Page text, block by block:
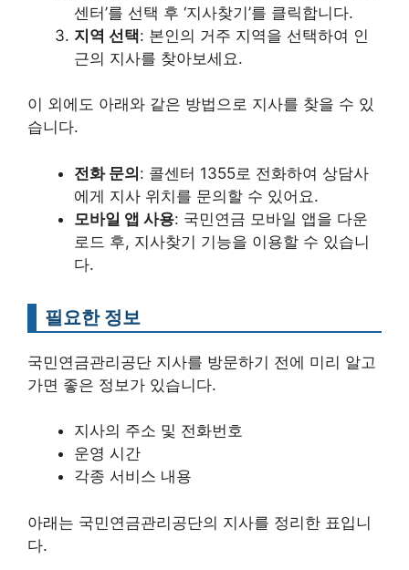
센터’를 선택 후 ‘지사찾기’를 클릭합니다.
지역 선택: 본인의 거주 지역을 선택하여 인
근의 지사를 찾아보세요.
이 외에도 아래와 같은 방법으로 지사를 찾을 수 있
습니다.
전화 문의: 콜센터 1355로 전화하여 상담사
에게 지사 위치를 문의할 수 있어요.
모바일 앱 사용: 국민연금 모바일 앱을 다운
로드 후, 지사찾기 기능을 이용할 수 있습니
다.
필요한 정보
국민연금관리공단 지사를 방문하기 전에 미리 알고
가면 좋은 정보가 있습니다.
지사의 주소 및 전화번호
운영 시간
각종 서비스 내용
아래는 국민연금관리공단의 지사를 정리한 표입니
다.